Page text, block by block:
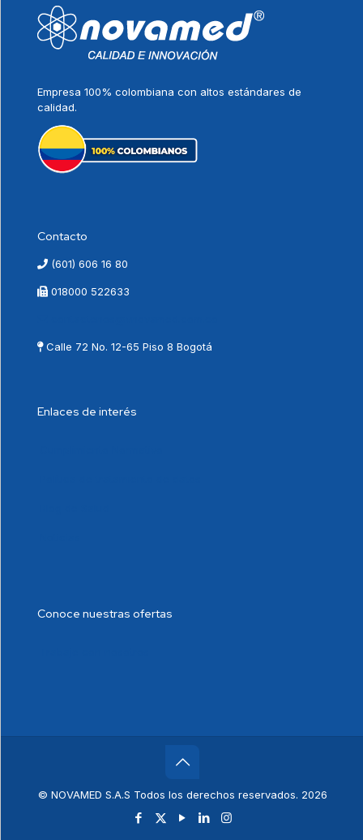
Empresa 100% colombiana con altos estándares de
calidad.
Contacto
(601) 606 16 80
018000 522633
Calle 72 No. 12-65 Piso 8 Bogotá
Enlaces de interés
Conoce nuestras ofertas
© NOVAMED S.A.S Todos los derechos reservados. 2026